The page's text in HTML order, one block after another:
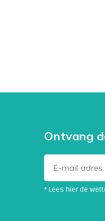
Ontvang
* Lees hier de